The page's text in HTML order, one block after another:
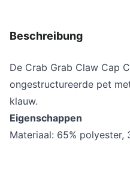
Beschreibung
De Crab Grab Claw Cap
ongestructureerde pet
klauw.
Eigenschappen
Materiaal: 65% polyester,